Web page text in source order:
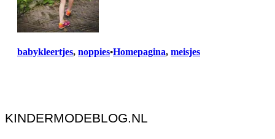
babykleertjes, noppies•Homepagina, meisjes
KINDERMODEBLOG.NL